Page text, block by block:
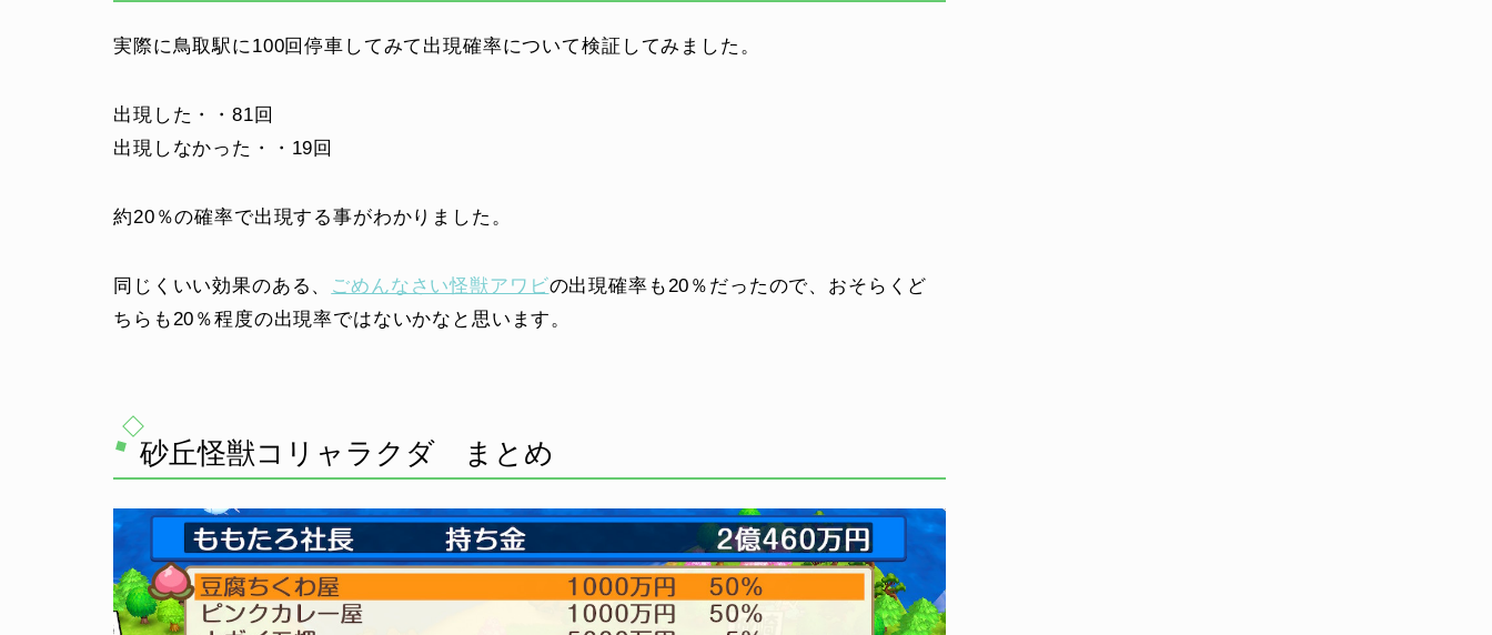
実際に鳥取駅に100回停車してみて出現確率について検証してみました。
出現した・・81回
出現しなかった・・19回
約20％の確率で出現する事がわかりました。
同じくいい効果のある、 ごめんなさい怪獣アワビの出現確率も20％だったので、おそらくど
ちらも20％程度の出現率ではないかなと思います。
砂丘怪獣コリャラクダ まとめ